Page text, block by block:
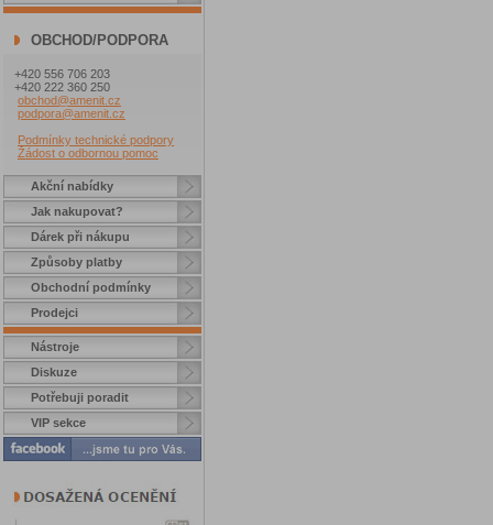
OBCHOD/PODPORA
+420 556 706 203
+420 222 360 250
obchod@amenit.cz
podpora@amenit.cz
Podmínky technické podpory
Žádost o odbornou pomoc
Akční nabídky
Jak nakupovat?
Dárek při nákupu
Způsoby platby
Obchodní podmínky
Prodejci
Nástroje
Diskuze
Potřebuji poradit
VIP sekce